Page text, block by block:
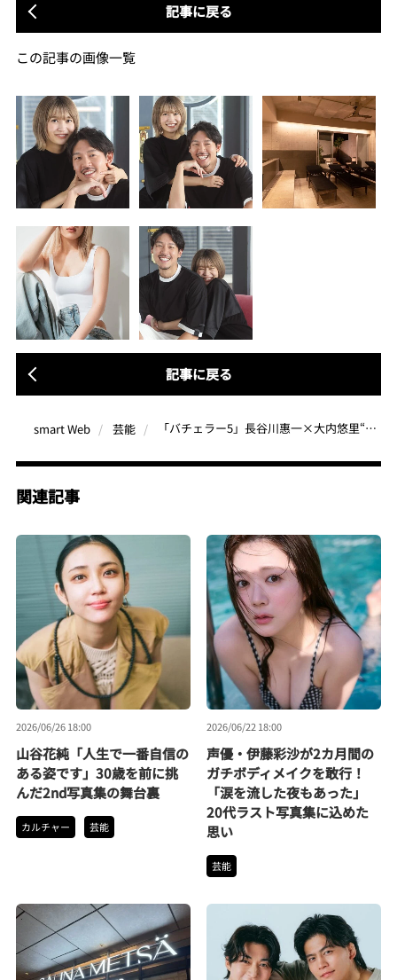
記事に戻る
この記事の画像一覧
記事に戻る
smart Web 芸能 「バチェラー5」長谷川惠一×大内悠里“ラブラブ”インタビュー、大原優乃がガチで選ぶNo.1サウナほか【芸能の人気記事 月間ベスト3】（2023年9月）
関連記事
2026/06/26 18:00
山谷花純「人生で一番自信の
ある姿です」30歳を前に挑
んだ2nd写真集の舞台裏
カルチャー 芸能
2026/06/22 18:00
声優・伊藤彩沙が2カ月間の
ガチボディメイクを敢行！
「涙を流した夜もあった」
20代ラスト写真集に込めた
思い
芸能